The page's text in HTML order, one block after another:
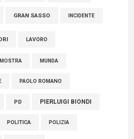
GRAN SASSO INCIDENTE
LAVORO
MOSTRA MUNDA
PAOLO ROMANO
PD PIERLUIGI BIONDI
POLITICA POLIZIA